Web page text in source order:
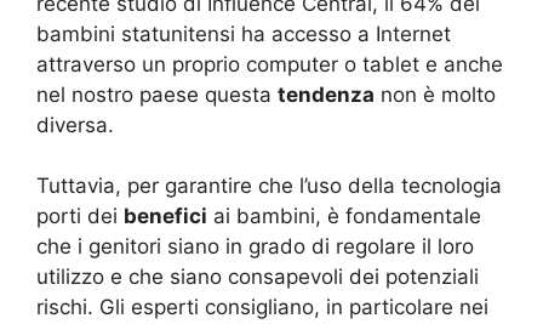
bambini statunitensi ha accesso a Internet
attraverso un proprio computer o tablet e anche
nel nostro paese questa tendenza non è molto
diversa.
Tuttavia, per garantire che l’uso della tecnologia
porti dei benefici ai bambini, è fondamentale
che i genitori siano in grado di regolare il loro
utilizzo e che siano consapevoli dei potenziali
rischi. Gli esperti consigliano, in particolare nei